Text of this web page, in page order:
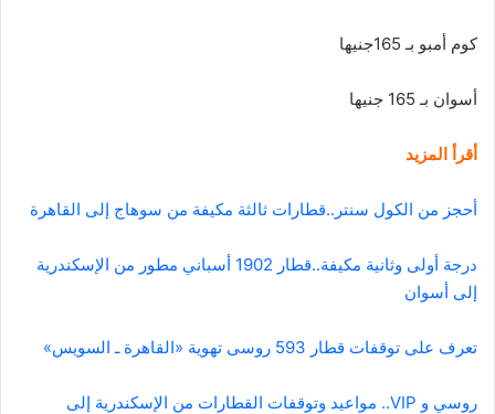
كوم أمبو بـ 165جنيها
أسوان بـ 165 جنيها
أقرأ المزيد
أحجز من الكول سنتر..قطارات ثالثة مكيفة من سوهاج إلى القاهرة
درجة أولى وثانية مكيفة..قطار 1902 أسباني مطور من الإسكندرية
إلى أسوان
تعرف على توقفات قطار 593 روسى تهوية «القاهرة ـ السويس»
روسي و VIP.. مواعيد وتوقفات القطارات من الإسكندرية إلى